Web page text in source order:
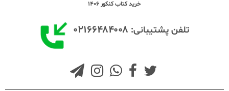
خرید کتاب کنکور 1406
تلفن پشتیبانی: ۰۲۱۶۶۴۸۴۰۰۸